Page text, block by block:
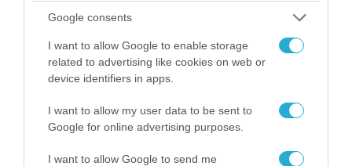
Google consents
I want to allow Google to enable storage
related to advertising like cookies on web or
device identifiers in apps.
I want to allow my user data to be sent to
Google for online advertising purposes.
I want to allow Google to send me